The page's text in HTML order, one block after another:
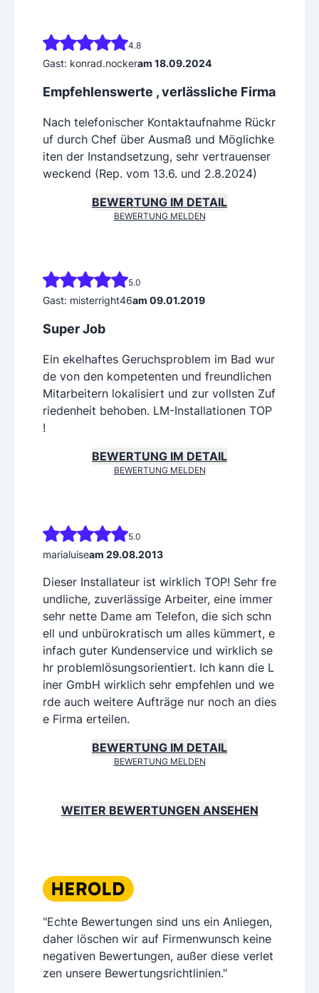
4.8
Gast: konrad.nockeram 18.09.2024
Empfehlenswerte , verlässliche Firma
Nach telefonischer Kontaktaufnahme Rückr
uf durch Chef über Ausmaß und Möglichke
iten der Instandsetzung, sehr vertrauenser
weckend (Rep. vom 13.6. und 2.8.2024)
BEWERTUNG IM DETAIL
BEWERTUNG MELDEN
5.0
Gast: misterright46am 09.01.2019
Super Job
Ein ekelhaftes Geruchsproblem im Bad wur
de von den kompetenten und freundlichen
Mitarbeitern lokalisiert und zur vollsten Zuf
riedenheit behoben. LM-Installationen TOP
!
BEWERTUNG IM DETAIL
BEWERTUNG MELDEN
5.0
marialuiseam 29.08.2013
Dieser Installateur ist wirklich TOP! Sehr fre
undliche, zuverlässige Arbeiter, eine immer
sehr nette Dame am Telefon, die sich schn
ell und unbürokratisch um alles kümmert, e
infach guter Kundenservice und wirklich se
hr problemlösungsorientiert. Ich kann die L
iner GmbH wirklich sehr empfehlen und we
rde auch weitere Aufträge nur noch an dies
e Firma erteilen.
BEWERTUNG IM DETAIL
BEWERTUNG MELDEN
WEITER BEWERTUNGEN ANSEHEN
"Echte Bewertungen sind uns ein Anliegen,
daher löschen wir auf Firmenwunsch keine
negativen Bewertungen, außer diese verlet
zen unsere Bewertungsrichtlinien."